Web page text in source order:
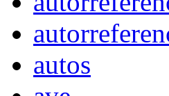
autos